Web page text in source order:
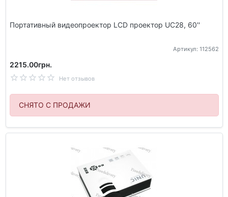
Портативный видеопроектор LCD проектор UC28, 60''
Артикул: 112562
2215.00грн.
Нет отзывов
СНЯТО С ПРОДАЖИ